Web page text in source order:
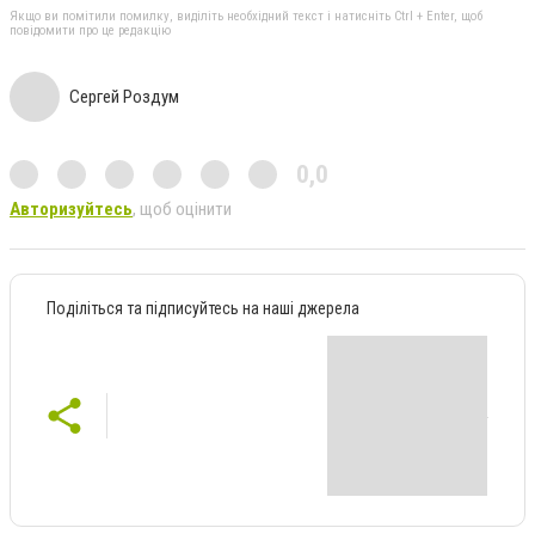
Якщо ви помітили помилку, виділіть необхідний текст і натисніть Ctrl + Enter, щоб
повідомити про це редакцію
Сергей Роздум
0,0
Авторизуйтесь, щоб оцінити
Поділіться та підписуйтесь на наші джерела